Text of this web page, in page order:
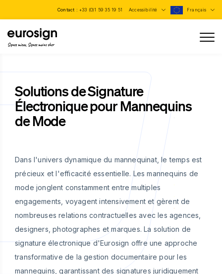
Contact : +33 (0)1 59 35 19 51 Accessibilité Français
Signez mieux, Signez moins cher
Solutions de Signature
Électronique pour Mannequins
de Mode
Dans l'univers dynamique du mannequinat, le temps est
précieux et l'efficacité essentielle. Les mannequins de
mode jonglent constamment entre multiples
engagements, voyagent intensivement et gèrent de
nombreuses relations contractuelles avec les agences,
designers, photographes et marques. La solution de
signature électronique d'Eurosign offre une approche
transformative de la gestion documentaire pour les
mannequins, garantissant des signatures juridiquement